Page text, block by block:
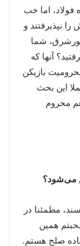
اما خب
نپذیرفتند و
شما
آنها که
بازیکن
این بحث
محروم
می‌شود؟
مطمئنا در
همین
صلح هستم.